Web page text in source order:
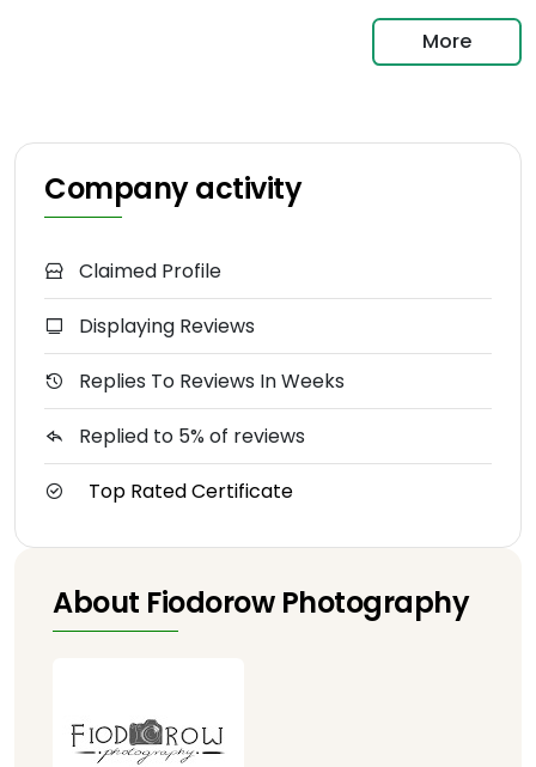
More
Company activity
Claimed Profile
Displaying Reviews
Replies To Reviews In Weeks
Replied to 5% of reviews
Top Rated Certificate
About Fiodorow Photography